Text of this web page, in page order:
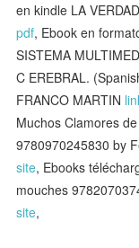
en kindle LA
pdf, Ebook en
SISTEMA
C EREBRAL.
FRANCO MARTIN
Muchos Clamores
9780970245830 by
site, Ebooks
mouches
site,